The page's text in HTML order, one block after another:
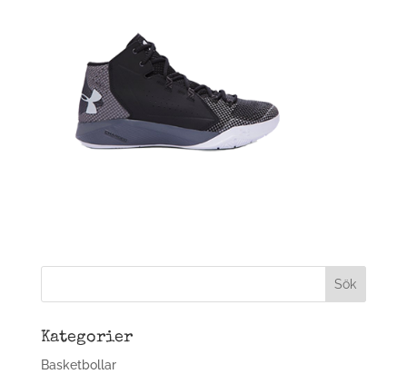
Kategorier
Basketbollar